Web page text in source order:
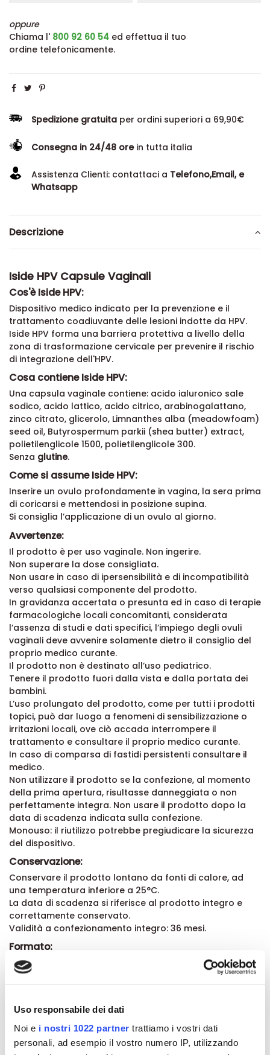
Uso responsabile dei dati
Noi e i nostri 1022 partner trattiamo i vostri dati
personali, ad esempio il vostro numero IP, utilizzando
oppure
Chiama l' 800 92 60 54 ed effettua il tuo
ordine telefonicamente.
Spedizione gratuita per ordini superiori a 69,90€
Consegna in 24/48 orein tutta italia
Assistenza Clienti: contattaci a Telefono,Email, e
Whatsapp
Descrizione
Iside HPV Capsule Vaginali
Cos'è Iside HPV:
Dispositivo medico indicato per la prevenzione e il
trattamento coadiuvante delle lesioni indotte da HPV.
Iside HPV forma una barriera protettiva a livello della
zona di trasformazione cervicale per prevenire il rischio
di integrazione dell'HPV.
Cosa contiene Iside HPV:
Una capsula vaginale contiene: acido ialuronico sale
sodico, acido lattico, acido citrico, arabinogalattano,
zinco citrato, glicerolo, Limnanthes alba (meadowfoam)
seed oil, Butyrospermum parkii (shea butter) extract,
polietilenglicole 1500, polietilenglicole 300.
Senza glutine.
Come si assume Iside HPV:
Inserire un ovulo profondamente in vagina, la sera prima
di coricarsi e mettendosi in posizione supina.
Si consiglia l’applicazione di un ovulo al giorno.
Avvertenze:
Il prodotto è per uso vaginale. Non ingerire.
Non superare la dose consigliata.
Non usare in caso di ipersensibilità e di incompatibilità
verso qualsiasi componente del prodotto.
In gravidanza accertata o presunta ed in caso di terapie
farmacologiche locali concomitanti, considerata
l’assenza di studi e dati specifici, l’impiego degli ovuli
vaginali deve avvenire solamente dietro il consiglio del
proprio medico curante.
Il prodotto non è destinato all’uso pediatrico.
Tenere il prodotto fuori dalla vista e dalla portata dei
bambini.
L’uso prolungato del prodotto, come per tutti i prodotti
topici, può dar luogo a fenomeni di sensibilizzazione o
irritazioni locali, ove ciò accada interrompere il
trattamento e consultare il proprio medico curante.
In caso di comparsa di fastidi persistenti consultare il
medico.
Non utilizzare il prodotto se la confezione, al momento
della prima apertura, risultasse danneggiata o non
perfettamente integra. Non usare il prodotto dopo la
data di scadenza indicata sulla confezione.
Monouso: il riutilizzo potrebbe pregiudicare la sicurezza
del dispositivo.
Conservazione:
Conservare il prodotto lontano da fonti di calore, ad
una temperatura inferiore a 25°C.
La data di scadenza si riferisce al prodotto integro e
correttamente conservato.
Validità a confezionamento integro: 36 mesi.
Formato:
Confezione da 14 ovuli vaginali da 2 g.
Dettagli del prodotto
Recensioni